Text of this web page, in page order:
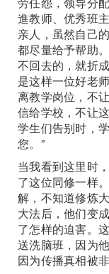
進教师、优秀班
亲人，虽然自己
都尽量给予帮助
不回去的，就折
是这样一位好老
离教学岗位，不
信给学校，不让
学生们告别时，
您。”
当我看到这里时
了这位同修一样
解，不知道修炼
大法后，他们变
了怎样的迫害。
送洗脑班，因为
因为传播真相被